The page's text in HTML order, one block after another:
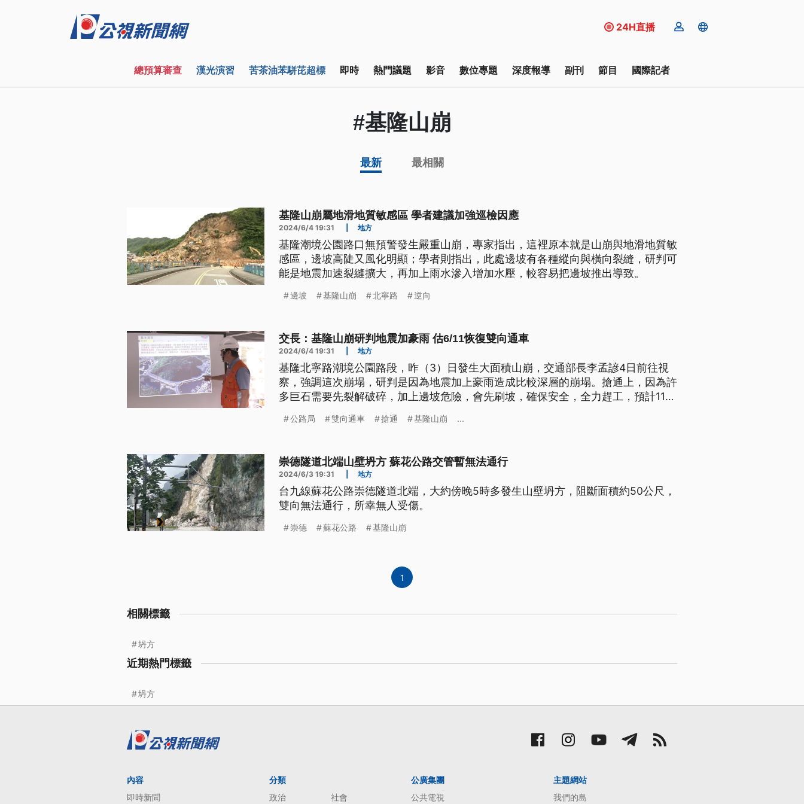
24H直播
總預算審查 漢光演習 苦茶油苯駢芘超標 即時 熱門議題 影音 數位專題 深度報導 副刊 節目 國際記者
#基隆山崩
最新 最相關
基隆山崩屬地滑地質敏感區 學者建議加強巡檢因應
2024/6/4 19:31 地方
基隆潮境公園路口無預警發生嚴重山崩，專家指出，這裡原本就是山崩與地滑地質敏
感區，邊坡高陡又風化明顯；學者則指出，此處邊坡有各種縱向與橫向裂縫，研判可
能是地震加速裂縫擴大，再加上雨水滲入增加水壓，較容易把邊坡推出導致。
邊坡 基隆山崩 北寧路 逆向
交長：基隆山崩研判地震加豪雨 估6/11恢復雙向通車
2024/6/4 19:31 地方
基隆北寧路潮境公園路段，昨（3）日發生大面積山崩，交通部長李孟諺4日前往視
察，強調這次崩塌，研判是因為地震加上豪雨造成比較深層的崩塌。搶通上，因為許
多巨石需要先裂解破碎，加上邊坡危險，會先刷坡，確保安全，全力趕工，預計11日
級邊坡盤點巡檢，確保邊坡安全。
公路局 雙向通車 搶通 基隆山崩 ...
崇德隧道北端山壁坍方 蘇花公路交管暫無法通行
2024/6/3 19:31 地方
台九線蘇花公路崇德隧道北端，大約傍晚5時多發生山壁坍方，阻斷面積約50公尺，
雙向無法通行，所幸無人受傷。
崇德 蘇花公路 基隆山崩
1
相關標籤
坍方
近期熱門標籤
坍方
內容
即時新聞
分類
政治
社會
公廣集團
公共電視
主題網站
我們的島